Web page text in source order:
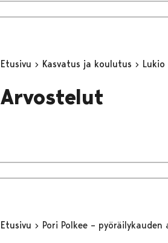
Etusivu Kasvatus ja koulutus Lukio
Arvostelut
Etusivu Pori Polkee – pyöräilykauden